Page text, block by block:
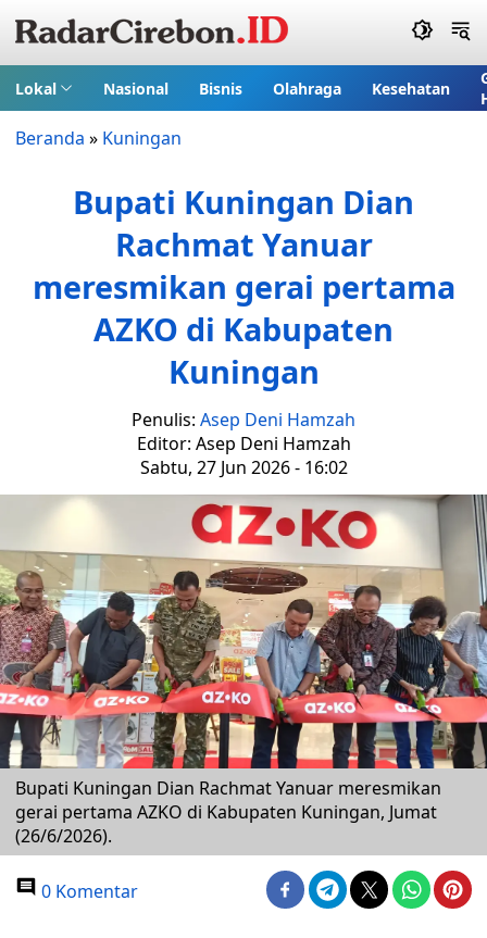
Lokal Nasional Bisnis Olahraga Kesehatan
Beranda » Kuningan
Bupati Kuningan Dian
Rachmat Yanuar
meresmikan gerai pertama
AZKO di Kabupaten
Kuningan
Penulis: Asep Deni Hamzah
Editor: Asep Deni Hamzah
Sabtu, 27 Jun 2026 - 16:02
Bupati Kuningan Dian Rachmat Yanuar meresmikan
gerai pertama AZKO di Kabupaten Kuningan, Jumat
(26/6/2026).
0 Komentar